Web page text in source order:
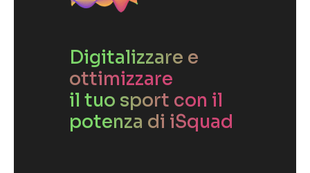
Digitalizzare e
ottimizzare
il tuo sport con il
potenza di iSquad